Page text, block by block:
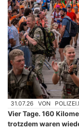
31.07.26 VON
Vier Tage. 160
trotzdem waren